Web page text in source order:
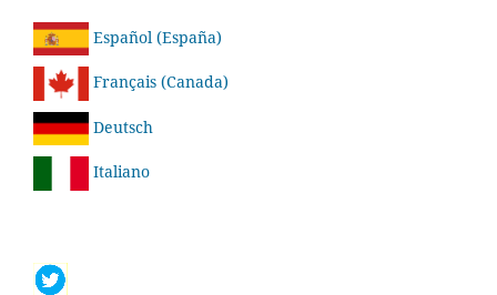
Español (España)
Français (Canada)
Deutsch
Italiano